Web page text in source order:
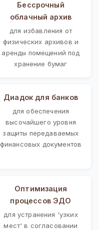
Бессрочный
облачный архив
для избавления от
физических архивов и
аренды помещений под
хранение бумаг
Диадок для банков
для обеспечения
высочайшего уровня
защиты передаваемых
финансовых документов
Оптимизация
процессов ЭДО
для устранения 'узких
мест' в согласовании